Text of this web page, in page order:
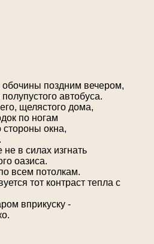
поздним вечером,
автобуса.
щелястого дома,
по ногам
окна,
в силах изгнать
оазиса.
всем потолкам.
тот контраст тепла с
вприкуску -